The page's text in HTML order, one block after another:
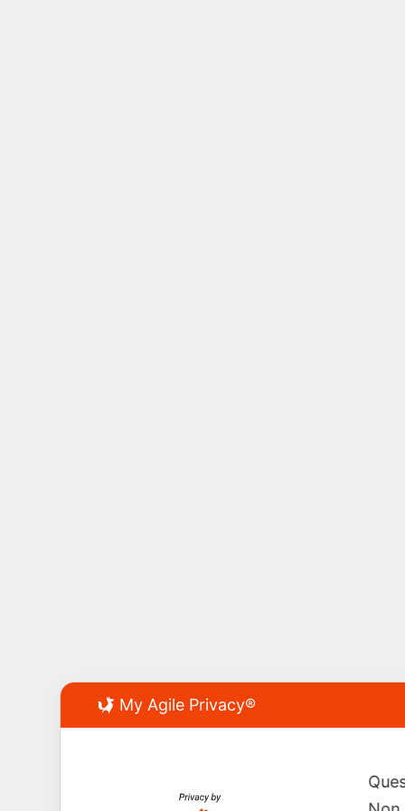
My Agile Privacy®